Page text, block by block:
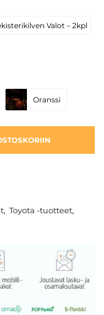
Valot – 2kpl
Oranssi
, Toyota -tuotteet,